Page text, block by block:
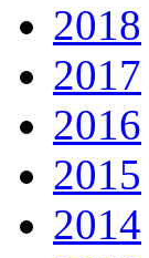
2018
2017
2016
2015
2014